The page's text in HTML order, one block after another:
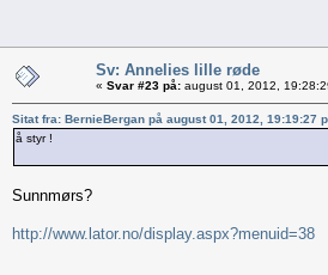
Sv: Annelies lille røde
« Svar #23 på: august 01, 2012,
Sitat fra: BernieBergan på august 01, 2012, 19:19:27
å styr !
Sunnmørs?
http://www.lator.no/display.aspx?menuid=38